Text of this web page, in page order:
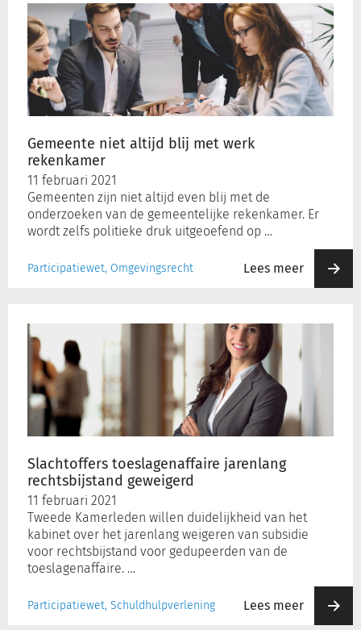
Gemeente niet altijd blij met werk
rekenkamer
11 februari 2021
Gemeenten zijn niet altijd even blij met de
onderzoeken van de gemeentelijke rekenkamer. Er
wordt zelfs politieke druk uitgeoefend op …
Participatiewet, Omgevingsrecht Lees meer
niet
altijd
blij
met
werk
rekenkamer
Slachtoffers toeslagenaffaire jarenlang
rechtsbijstand geweigerd
11 februari 2021
Tweede Kamerleden willen duidelijkheid van het
kabinet over het jarenlang weigeren van subsidie
voor rechtsbijstand voor gedupeerden van de
toeslagenaffaire. …
Participatiewet, Schuldhulpverlening Lees meer
toeslagenaffaire
jarenlang
rechtsbijstand
geweigerd